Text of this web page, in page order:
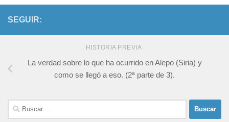
SEGUIR:
HISTORIA PREVIA
La verdad sobre lo que ha ocurrido en Alepo (Siria) y
como se llegó a eso. (2ª parte de 3).
Buscar: